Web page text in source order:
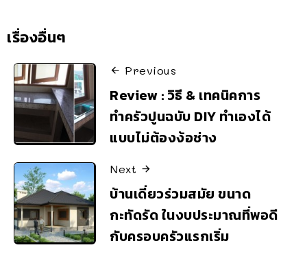
เรื่องอื่นๆ
Previous
Review : วิธี & เทคนิคการ
ทำครัวปูนฉบับ DIY ทำเองได้
แบบไม่ต้องง้อช่าง
Next
บ้านเดี่ยวร่วมสมัย ขนาด
กะทัดรัด ในงบประมาณที่พอดี
กับครอบครัวแรกเริ่ม